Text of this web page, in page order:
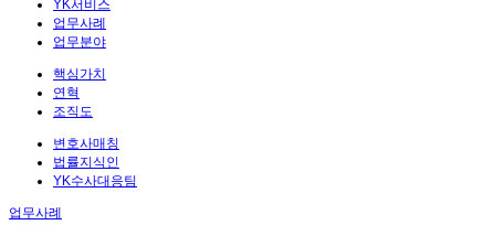
YK서비스
업무사례
업무분야
핵심가치
연혁
조직도
변호사매칭
법률지식인
YK수사대응팀
업무사례